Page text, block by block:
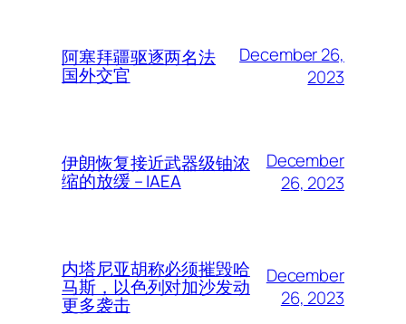
阿塞拜疆驱逐两名法
国外交官
December 26,
2023
伊朗恢复接近武器级铀浓
缩的放缓 – IAEA
December
26, 2023
内塔尼亚胡称必须摧毁哈
马斯，以色列对加沙发动
更多袭击
December
26, 2023